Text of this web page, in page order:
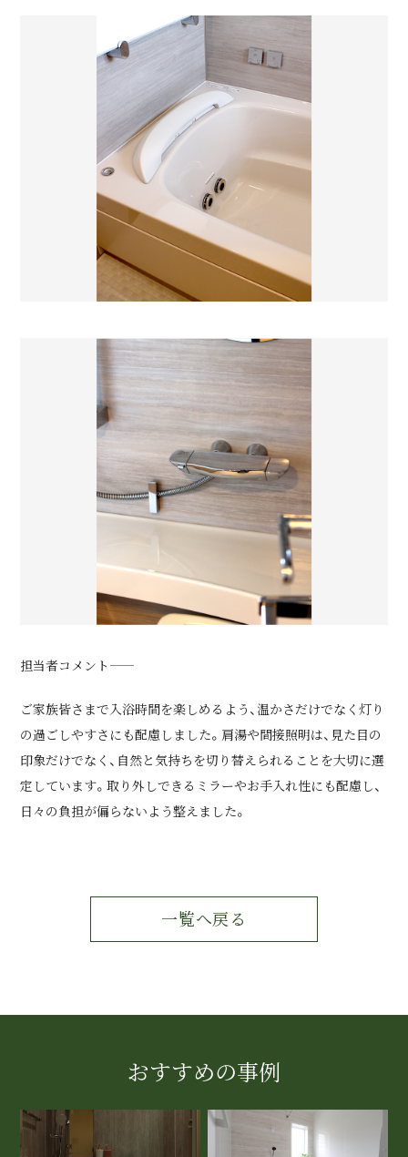
担当者コメント――
ご家族皆さまで入浴時間を楽しめるよう、温かさだけでなく灯り
の過ごしやすさにも配慮しました。肩湯や間接照明は、見た目の
印象だけでなく、自然と気持ちを切り替えられることを大切に選
定しています。取り外しできるミラーやお手入れ性にも配慮し、
日々の負担が偏らないよう整えました。
一覧へ戻る
おすすめの事例